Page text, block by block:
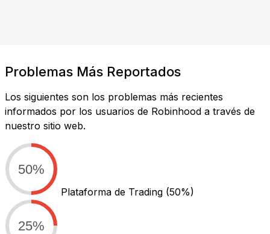
Problemas Más Reportados
Los siguientes son los problemas más recientes
informados por los usuarios de Robinhood a través de
nuestro sitio web.
50%
Plataforma de Trading (50%)
25%